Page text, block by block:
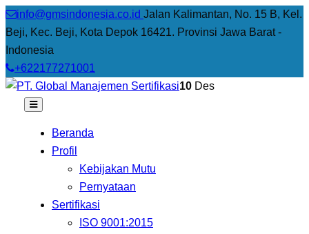
info@gmsindonesia.co.id Jalan Kalimantan, No. 15 B, Kel.
Beji, Kec. Beji, Kota Depok 16421. Provinsi Jawa Barat -
Indonesia
+622177271001
Beranda
Profil
Kebijakan Mutu
Pernyataan
Sertifikasi
ISO 9001:2015
10 Des